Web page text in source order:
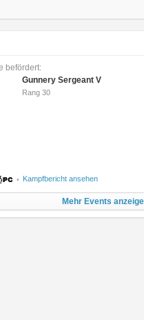
befördert:
Gunnery Sergeant V
Rang 30
• Kampfbericht ansehen
Mehr Events